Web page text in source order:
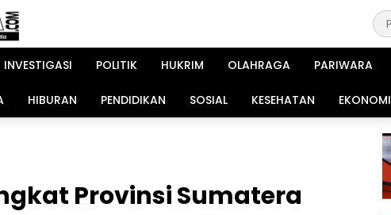
INVESTIGASI POLITIK HUKRIM OLAHRAGA PARIWARA
HIBURAN PENDIDIKAN SOSIAL KESEHATAN EKONOMI
Provinsi Sumatera